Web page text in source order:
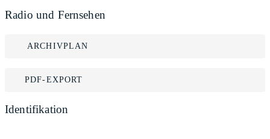
Radio und Fernsehen
ARCHIVPLAN
PDF-EXPORT
Identifikation